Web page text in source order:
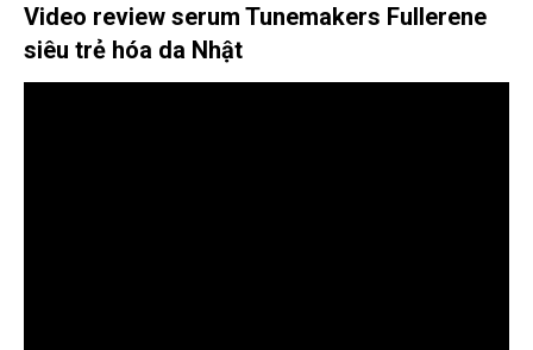
Video review serum Tunemakers Fullerene
siêu trẻ hóa da Nhật